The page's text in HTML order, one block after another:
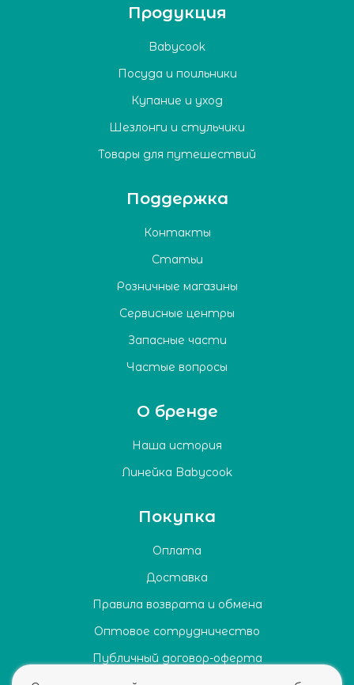
Продукция
Babycook
Посуда и поильники
Купание и уход
Шезлонги и стульчики
Товары для путешествий
Поддержка
Контакты
Статьи
Розничные магазины
Сервисные центры
Запасные части
Частые вопросы
О бренде
Наша история
Линейка Babycook
Покупка
Оплата
Доставка
Правила возврата и обмена
Оптовое сотрудничество
Публичный договор-оферта